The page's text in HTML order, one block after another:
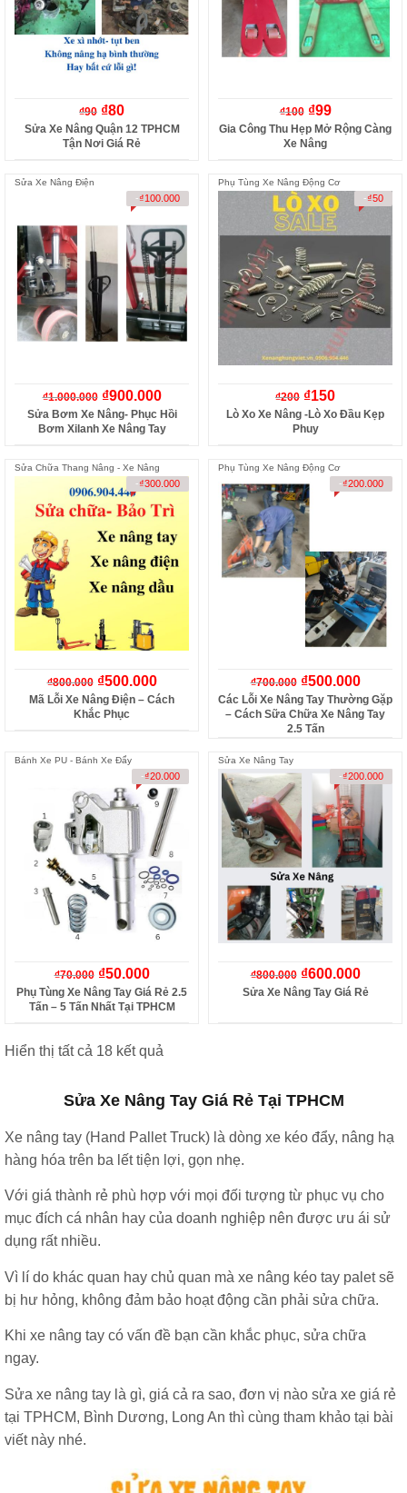
₫90 ₫80
Sửa Xe Nâng Quận 12 TPHCM
Tận Nơi Giá Rẻ
₫100 ₫99
Gia Công Thu Hẹp Mở Rộng Càng
Xe Nâng
Sửa Xe Nâng Điện
-₫100.000
₫1.000.000 ₫900.000
Sửa Bơm Xe Nâng- Phục Hồi
Bơm Xilanh Xe Nâng Tay
Phụ Tùng Xe Nâng Động Cơ
-₫50
₫200 ₫150
Lò Xo Xe Nâng -Lò Xo Đầu Kẹp
Phuy
Sửa Chữa Thang Nâng - Xe Nâng
-₫300.000
₫800.000 ₫500.000
Mã Lỗi Xe Nâng Điện – Cách
Khắc Phục
Phụ Tùng Xe Nâng Động Cơ
-₫200.000
₫700.000 ₫500.000
Các Lỗi Xe Nâng Tay Thường Gặp
– Cách Sữa Chữa Xe Nâng Tay
2.5 Tấn
Bánh Xe PU - Bánh Xe Đẩy
-₫20.000
₫70.000 ₫50.000
Phụ Tùng Xe Nâng Tay Giá Rẻ 2.5
Tấn – 5 Tấn Nhất Tại TPHCM
Sửa Xe Nâng Tay
-₫200.000
₫800.000 ₫600.000
Sửa Xe Nâng Tay Giá Rẻ
Hiển thị tất cả 18 kết quả
Sửa Xe Nâng Tay Giá Rẻ Tại TPHCM
Xe nâng tay (Hand Pallet Truck) là dòng xe kéo đẩy, nâng hạ
hàng hóa trên ba lết tiện lợi, gọn nhẹ.
Với giá thành rẻ phù hợp với mọi đối tượng từ phục vụ cho
mục đích cá nhân hay của doanh nghiệp nên được ưu ái sử
dụng rất nhiều.
Vì lí do khác quan hay chủ quan mà xe nâng kéo tay palet sẽ
bị hư hỏng, không đảm bảo hoạt động cần phải sửa chữa.
Khi xe nâng tay có vấn đề bạn cần khắc phục, sửa chữa
ngay.
Sửa xe nâng tay là gì, giá cả ra sao, đơn vị nào sửa xe giá rẻ
tại TPHCM, Bình Dương, Long An thì cùng tham khảo tại bài
viết này nhé.